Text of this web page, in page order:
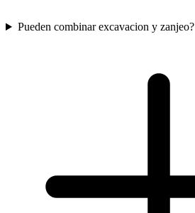
Pueden combinar excavacion y zanjeo?